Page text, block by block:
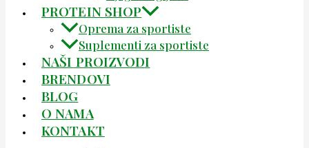
PROTEIN SHOP
Oprema za sportiste
Suplementi za sportiste
NAŠI PROIZVODI
BRENDOVI
BLOG
O NAMA
KONTAKT